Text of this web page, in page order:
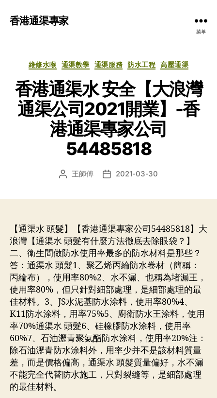
香港通渠專家
菜单
分
維修水喉 通渠教學 通渠服務 防水工程 高壓通渠
香港通渠水 安全【大浪灣
通渠公司2021開業】-香
港通渠專家公司
54485818
文 王師傅
发 2021-03-30
【通渠水 頭髮】【香港通渠專家公司54485818】大
浪灣【通渠水 頭髮有什麼方法徹底去除眼袋？】
二、衛生間做防水使用率最多的防水材料是那些？
答：通渠水 頭髮1、聚乙烯丙綸防水卷材（簡稱：
丙綸布），使用率80%2、水不漏、也稱為堵漏王，
使用率80%，但只針對細部處理，是細部處理的最
佳材料。3、JS水泥基防水涂料，使用率80%4、
K11防水涂料，用率75%5、廚衛防水王涂料，使用
率70%通渠水 頭髮6、硅橡膠防水涂料，使用率
60%7、石油瀝青聚氨酯防水涂料，使用率20%注：
除石油瀝青防水涂料外，用率少并不是該材料質量
差，而是價格偏高，通渠水 頭髮質量偏好，水不漏
不能完全代替防水施工，只對裂縫等，是細部處理
的最佳材料。